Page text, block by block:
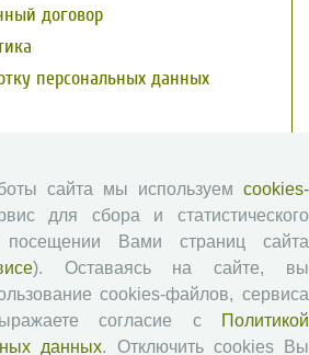
договор
персональных данных
сайта мы используем cookies-
для сбора и статистического
Вами страниц сайта
). Оставаясь на сайте, вы
cookies-файлов, сервиса
согласие с
Политикой
данных. Отключить cookies Вы